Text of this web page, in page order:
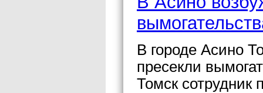
В городе Асино
пресекли
Томск